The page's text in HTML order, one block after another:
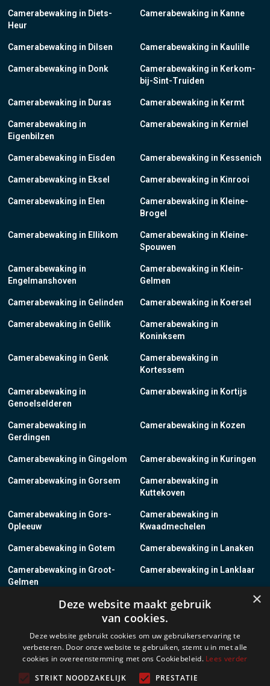
Camerabewaking in Diets-
Heur
Camerabewaking in Dilsen
Camerabewaking in Donk
Camerabewaking in Duras
Camerabewaking in
Eigenbilzen
Camerabewaking in Eisden
Camerabewaking in Eksel
Camerabewaking in Elen
Camerabewaking in Ellikom
Camerabewaking in
Engelmanshoven
Camerabewaking in Gelinden
Camerabewaking in Gellik
Camerabewaking in Genk
Camerabewaking in
Genoelselderen
Camerabewaking in
Gerdingen
Camerabewaking in Gingelom
Camerabewaking in Gorsem
Camerabewaking in Gors-
Opleeuw
Camerabewaking in Gotem
Camerabewaking in Groot-
Gelmen
Camerabewaking in Groot-
Camerabewaking in Grote-
Brogel
Camerabewaking in Grote-
Spouwen
Camerabewaking in Kanne
Camerabewaking in Kaulille
Camerabewaking in Kerkom-
bij-Sint-Truiden
Camerabewaking in Kermt
Camerabewaking in Kerniel
Camerabewaking in Kessenich
Camerabewaking in Kinrooi
Camerabewaking in Kleine-
Brogel
Camerabewaking in Kleine-
Spouwen
Camerabewaking in Klein-
Gelmen
Camerabewaking in Koersel
Camerabewaking in
Koninksem
Camerabewaking in
Kortessem
Camerabewaking in Kortijs
Camerabewaking in Kozen
Camerabewaking in Kuringen
Camerabewaking in
Kuttekoven
Camerabewaking in
Kwaadmechelen
Camerabewaking in Lanaken
Camerabewaking in Lanklaar
Camerabewaking in Lauw
Camerabewaking in
Leopoldsburg
Camerabewaking in Leut
×
Deze website maakt gebruik
van cookies.
Deze website gebruikt cookies om uw gebruikerservaring te
verbeteren. Door onze website te gebruiken, stemt u in met alle
cookies in overeenstemming met ons Cookiebeleid. Lees verder
STRIKT NOODZAKELIJK
PRESTATIE